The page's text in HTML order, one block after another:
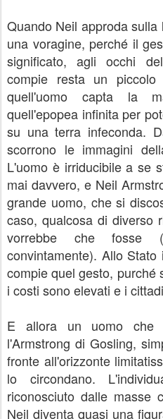
Quando Neil approda
una voragine, perché il
significato, agli occhi
compie resta un
quell'uomo capta la
quell'epopea infinita per
su una terra infeconda.
scorrono le immagini
L'uomo è irriducibile a se
mai davvero, e Neil
grande uomo, che si
caso, qualcosa di diverso
vorrebbe che fosse
convintamente). Allo
compie quel gesto, purché
i costi sono elevati e i
E allora un uomo che
l'Armstrong di Gosling,
fronte all'orizzonte
lo circondano.
riconosciuto dalle masse
Neil diventa quasi una